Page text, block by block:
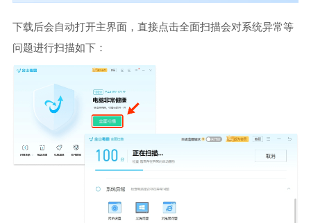
下载后会自动打开主界面，直接点击全面扫描会对系统异常等
问题进行扫描如下：